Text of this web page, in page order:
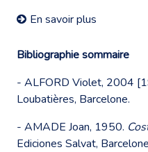
En savoir plus
Bibliographie sommaire
- ALFORD Violet, 2004
Loubatières, Barcelone.
- AMADE Joan, 1950.
Ediciones Salvat,